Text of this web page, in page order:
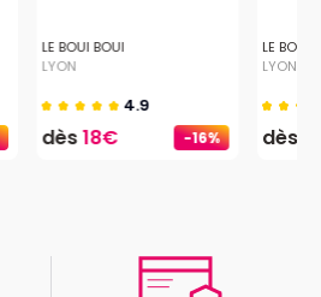
-16%
LE BOUI BOUI
LYON
4.9
dès18€
LE BOUI
LYON
dès